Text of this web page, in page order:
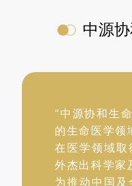
中源
“中源协和生
的生命医学领
在医学领域取
外杰出科学家
为推动中国